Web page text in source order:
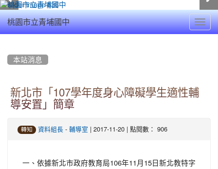
桃園市立青埔國中
本站消息
新北市「107學年度身心障礙學生適性輔
導安置」簡章
轉知 資料組長 - 輔導室 | 2017-11-20 | 點閱數： 906
一、依據新北市政府教育局106年11月15日新北教特字